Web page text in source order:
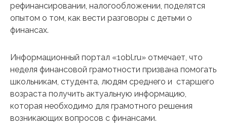
рефинансировании, налогообложении, поделятся
опытом о том, как вести разговоры с детьми о
финансах.
Информационный портал «1obl.ru» отмечает, что
неделя финансовой грамотности призвана помогать
школьникам, студента, людям среднего и старшего
возраста получить актуальную информацию,
которая необходимо для грамотного решения
возникающих вопросов с финансами.